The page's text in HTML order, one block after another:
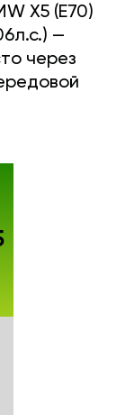
X5 (E70)
—
через